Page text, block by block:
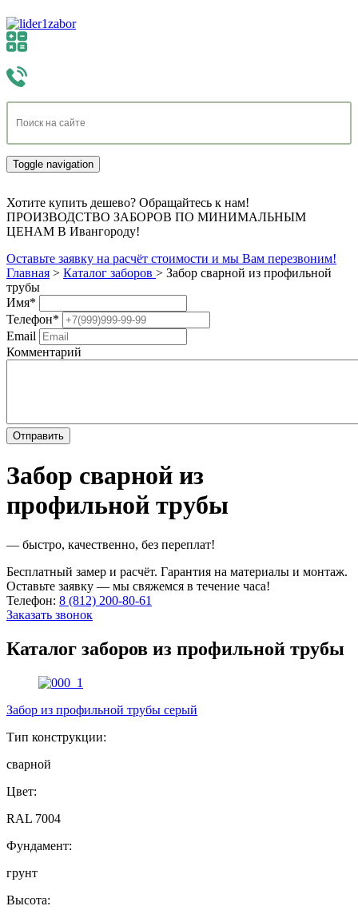
Toggle navigation
Хотите купить дешево? Обращайтесь к нам!
ПРОИЗВОДСТВО ЗАБОРОВ ПО МИНИМАЛЬНЫМ
ЦЕНАМ В Ивангороду!
Оставьте заявку на расчёт стоимости и мы Вам перезвоним!
Главная > Каталог заборов > Забор сварной из профильной
трубы
Имя*
Телефон*
Email
Комментарий
Забор сварной из
профильной трубы
— быстро, качественно, без переплат!
Бесплатный замер и расчёт. Гарантия на материалы и монтаж.
Оставьте заявку — мы свяжемся в течение часа!
Телефон: 8 (812) 200-80-61
Заказать звонок
Каталог заборов из профильной трубы
Забор из профильной трубы серый
Тип конструкции:
сварной
Цвет:
RAL 7004
Фундамент:
грунт
Высота: